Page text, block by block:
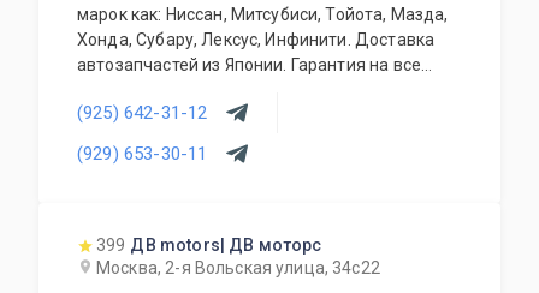
марок как: Ниссан, Митсубиси, Тойота, Мазда,
Хонда, Субару, Лексус, Инфинити. Доставка
автозапчастей из Японии. Гарантия на все
(925) 642-31-12
(929) 653-30-11
399 ДВ motors| ДВ моторс
Москва, 2-я Вольская улица, 34с22